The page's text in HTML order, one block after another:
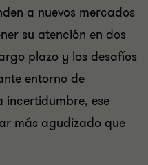
a nuevos mercados
su atención en dos
plazo y los desafíos
entorno de
incertidumbre, ese
más agudizado que